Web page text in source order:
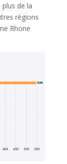
de la
régions
Rhone